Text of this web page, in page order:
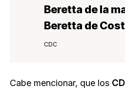
Beretta de la
Beretta de
CDC
Cabe mencionar, que los